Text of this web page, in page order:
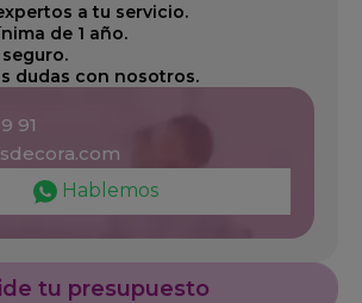
a tu servicio.
de 1 año.
dudas con nosotros.
91
Hablemos
tu presupuesto